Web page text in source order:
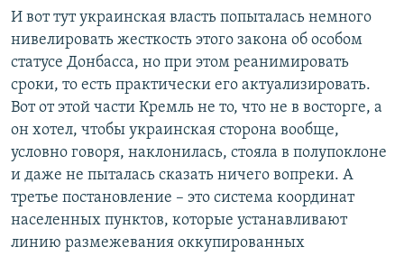
И вот тут украинская власть попыталась немного
нивелировать жесткость этого закона об особом
статусе Донбасса, но при этом реанимировать
сроки, то есть практически его актуализировать.
Вот от этой части Кремль не то, что не в восторге, а
он хотел, чтобы украинская сторона вообще,
условно говоря, наклонилась, стояла в полупоклоне
и даже не пыталась сказать ничего вопреки. А
третье постановление – это система координат
населенных пунктов, которые устанавливают
линию размежевания оккупированных